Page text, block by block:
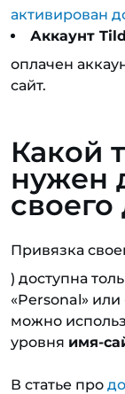
активирован
Аккаунт
оплачен
сайт.
Какой
нужен
Привязка
) доступна
«Personal»
можно
уровня имя-
В статье про